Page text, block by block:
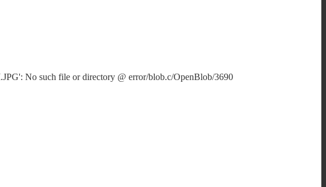
No such file or directory @ error/blob.c/OpenBlob/3690